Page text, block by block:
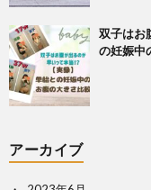
双子はお
の妊娠中
アーカイブ